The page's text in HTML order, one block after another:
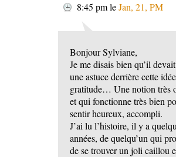
8:45 pmleJan, 21, PM
Bonjour Sylviane,
Je me disais bien qu’il
une astuce derrière cette
gratitude… Une notion très
et qui fonctionne très bien
sentir heureux, accompli.
J’ai lu l’histoire, il y a
années, de quelqu’un qui
de se trouver un joli caillou